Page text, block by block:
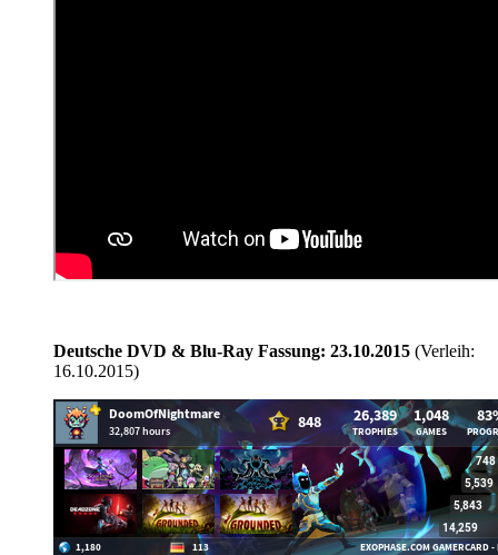
Deutsche DVD & Blu-Ray Fassung: 23.10.2015 (Verleih:
16.10.2015)